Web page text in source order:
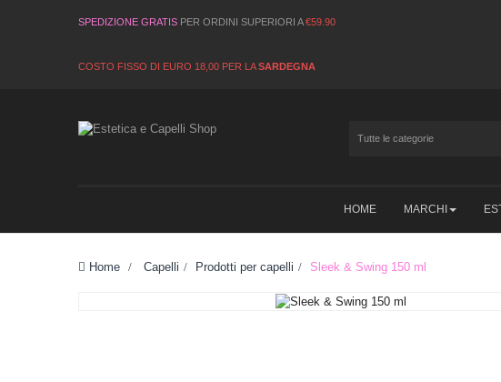
SPEDIZIONE GRATIS PER ORDINI SUPERIORI A€59.90
COSTO FISSO DI EURO 18,00 PER LASARDEGNA
HOME MARCHI
Home > Capelli > Prodotti per capelli > Sleek & Swing 150 ml